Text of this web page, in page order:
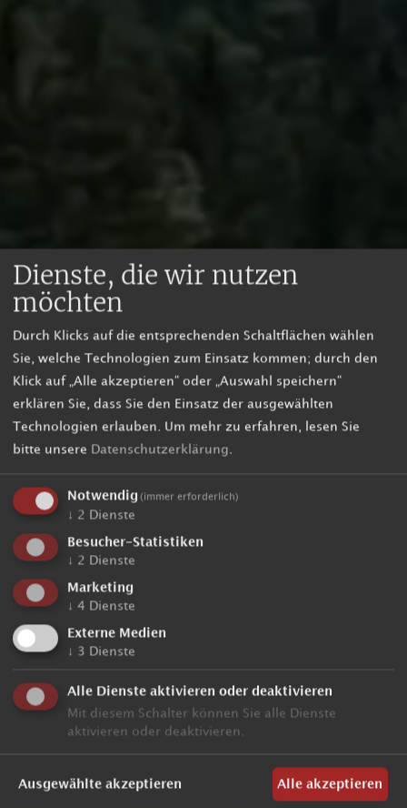
Dienste, die wir nutzen
möchten
Durch Klicks auf die entsprechenden Schaltflächen wählen
Sie, welche Technologien zum Einsatz kommen; durch den
Klick auf „Alle akzeptieren“ oder „Auswahl speichern“
erklären Sie, dass Sie den Einsatz der ausgewählten
Technologien erlauben. Um mehr zu erfahren, lesen Sie
bitte unsere
Datenschutzerklärung.
Notwendig (immer erforderlich)
↓ 2 Dienste
Besucher-Statistiken
↓ 2 Dienste
Marketing
↓ 4 Dienste
Externe Medien
↓ 3 Dienste
Alle Dienste aktivieren oder deaktivieren
Mit diesem Schalter können Sie alle Dienste
aktivieren oder deaktivieren.
Ausgewählte akzeptieren Alle akzeptieren